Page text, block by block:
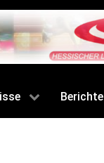
Berichte